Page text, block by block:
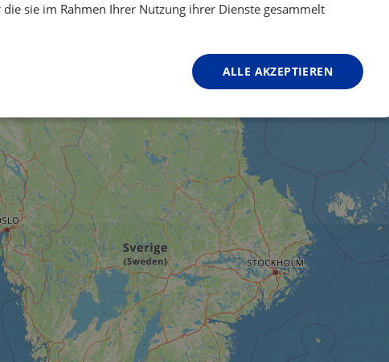
sie im Rahmen Ihrer Nutzung ihrer Dienste gesammelt
ALLE AKZEPTIEREN
Targeting Funktionalität Unklassifizierte
Performance Targeting Funktionalität Unklassifizierte
wesentliche Kernfunktionen der Website wie die Benutzeranmeldung und die
Cookies kann die Website nicht ordnungsgemäß verwendet werden.
Ablaufdatum
Beschreibung
1 Jahr 1
Monat
This cookie is associated with the Django web development
platform for Python. It is designed to help protect a site
against at particular type of software attack on web forms.